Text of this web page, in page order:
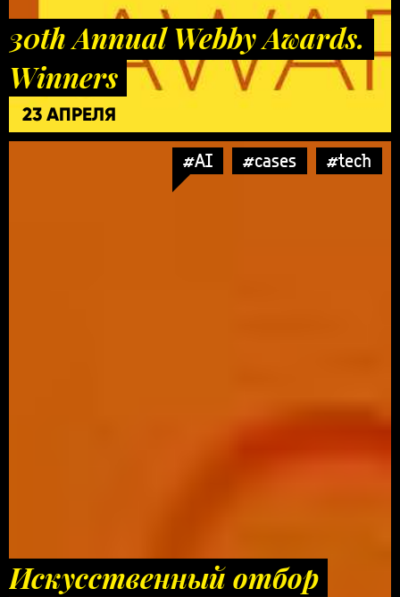
30th Annual Webby Awards.
Winners
23 АПРЕЛЯ
#AI #cases #tech
Искусственный отбор